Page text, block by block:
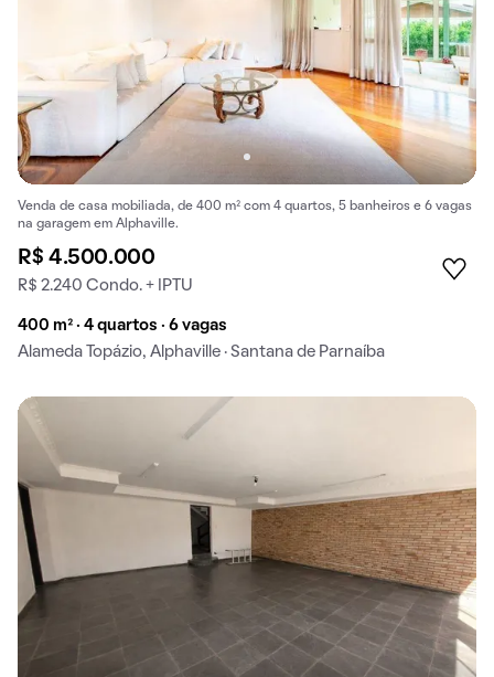
Venda de casa mobiliada, de 400 m² com 4 quartos, 5 banheiros e 6 vagas
na garagem em Alphaville.
R$ 4.500.000
R$ 2.240 Condo. + IPTU
400 m² · 4 quartos · 6 vagas
Alameda Topázio, Alphaville · Santana de Parnaíba